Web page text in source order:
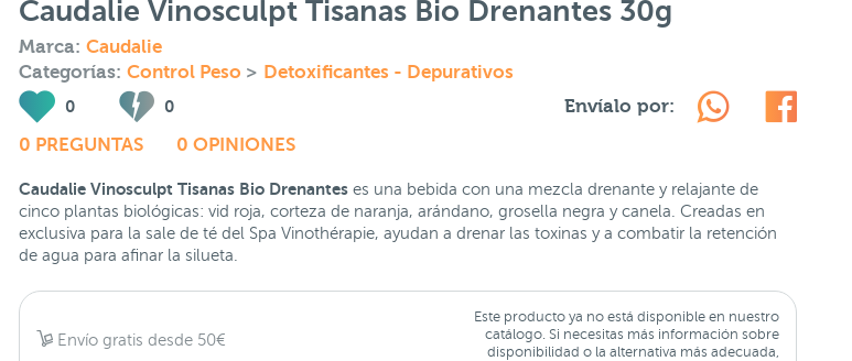
Caudalie Vinosculpt Tisanas Bio Drenantes 30g
Marca: Caudalie
Categorías: Control Peso > Detoxificantes - Depurativos
0 0
0 PREGUNTAS 0 OPINIONES
Envíalo por:
Caudalie Vinosculpt Tisanas Bio Drenanteses una bebida con una mezcla drenante y relajante de
cinco plantas biológicas: vid roja, corteza de naranja, arándano, grosella negra y canela. Creadas en
exclusiva para la sale de té del Spa Vinothérapie, ayudan a drenar las toxinas y a combatir la retención
de agua para afinar la silueta.
Envío gratis desde 50€
Este producto ya no está disponible en nuestro
catálogo. Si necesitas más información sobre
disponibilidad o la alternativa más adecuada,